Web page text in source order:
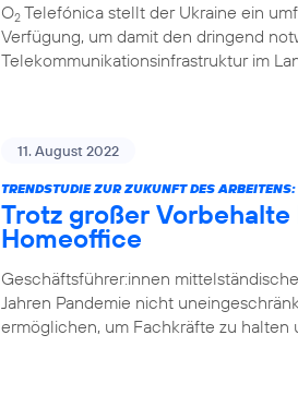
O2 Telefónica stellt der Ukraine ein
Verfügung, um damit den dringend
Telekommunikationsinfrastruktur im
11. August 2022
TRENDSTUDIE ZUR ZUKUNFT DES ARBEITENS:
Trotz großer
Homeoffice
Geschäftsführer:innen
Jahren Pandemie nicht
ermöglichen, um Fachkräfte zu halten